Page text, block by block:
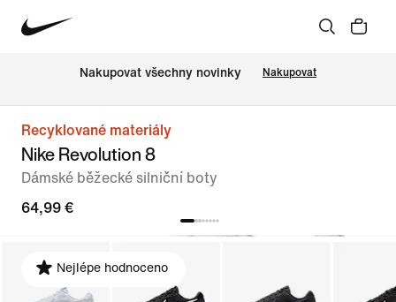
Nakupovat všechny novinky Nakupovat
Recyklované materiály
Nike Revolution 8
Dámské běžecké silniční boty
64,99 €
Nejlépe hodnoceno